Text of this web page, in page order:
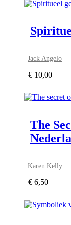
Jack Angelo
€ 10,00
The
Karen Kelly
€ 6,50